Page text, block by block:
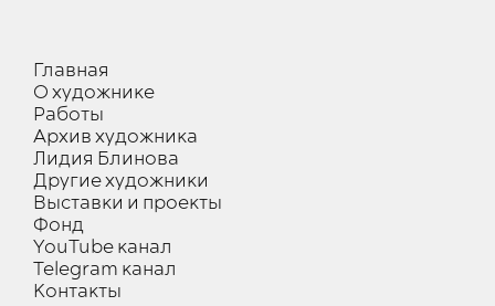
Главная
О художнике
Работы
Архив художника
Лидия Блинова
Другие художники
Выставки и проекты
Фонд
YouTube канал
Telegram канал
Контакты